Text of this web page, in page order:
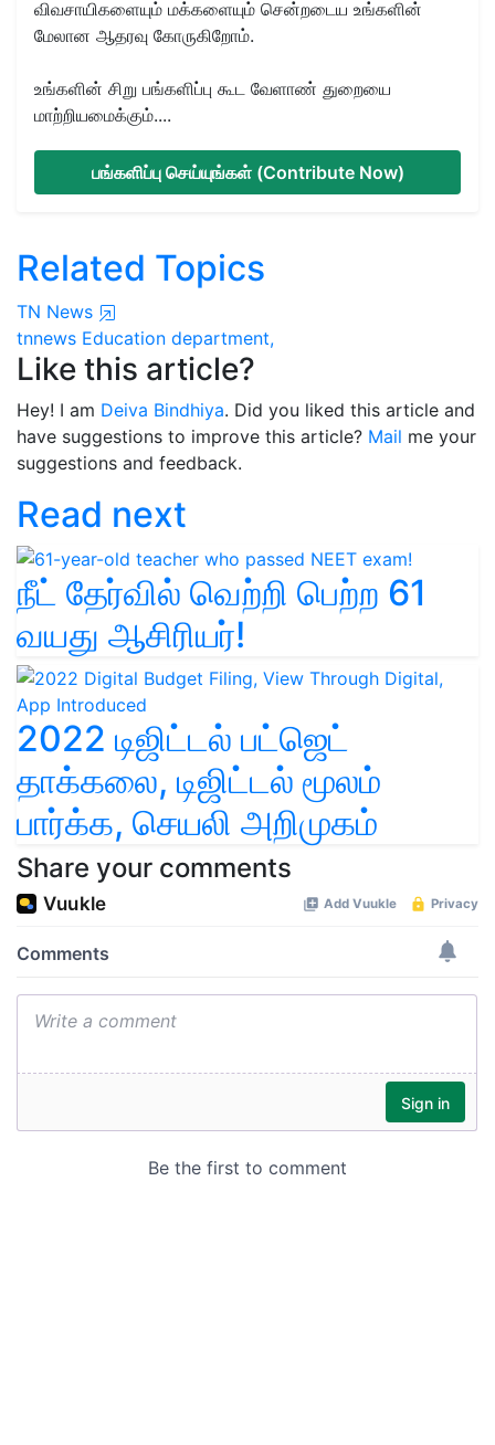
விவசாயிகளையும் மக்களையும் சென்றடைய உங்களின்
மேலான ஆதரவு கோருகிறோம்.
உங்களின் சிறு பங்களிப்பு கூட வேளாண் துறையை
மாற்றியமைக்கும்....
பங்களிப்பு செய்யுங்கள் (Contribute Now)
Related Topics
TN News
tnnews Education department,
Like this article?
Hey! I am Deiva Bindhiya. Did you liked this article and
have suggestions to improve this article? Mail me your
suggestions and feedback.
Read next
நீட் தேர்வில் வெற்றி பெற்ற 61
வயது ஆசிரியர்!
2022 டிஜிட்டல் பட்ஜெட்
தாக்கலை, டிஜிட்டல் மூலம்
பார்க்க, செயலி அறிமுகம்
Share your comments